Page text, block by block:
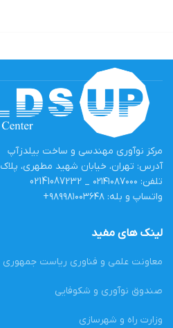
مرکز نوآوری مهندسی و ساخت بیلدزآپ
آدرس: تهران، خیابان شهید مطهری، پلاک ۹۴
تلفن: ۰۲۱۴۱۰۸۷۰۰۰ _ 02141087232
واتساپ و بله: ۹۸۹۹۸۱۰۰۳۶۴۸+
لینک های مفید
معاونت علمی و فناوری ریاست جمهوری
صندوق نوآوری و شکوفایی
وزارت راه و شهرسازی